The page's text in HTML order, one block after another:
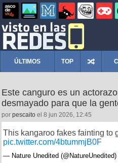
ÚLTIMOS TOP
Este canguro es un
desmayado para que la
por pescaito el 8 jun 2026, 12:45
This kangaroo fakes fainting to
pic.twitter.com/4btummjB0F
— Nature Unedited (@NatureUnedited)